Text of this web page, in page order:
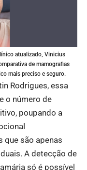
atualizado, Vinicius
de mamografias
mais preciso e seguro.
Rodrigues, essa
o número de
poupando a
que são apenas
A detecção de
só é possível